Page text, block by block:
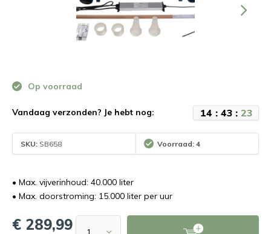
Op voorraad
Vandaag verzonden? Je hebt nog: 14 : 43: 23
SKU: SB658 Voorraad: 4
• Max. vijverinhoud: 40.000 liter
• Max. doorstroming: 15.000 liter per uur
€ 289,99